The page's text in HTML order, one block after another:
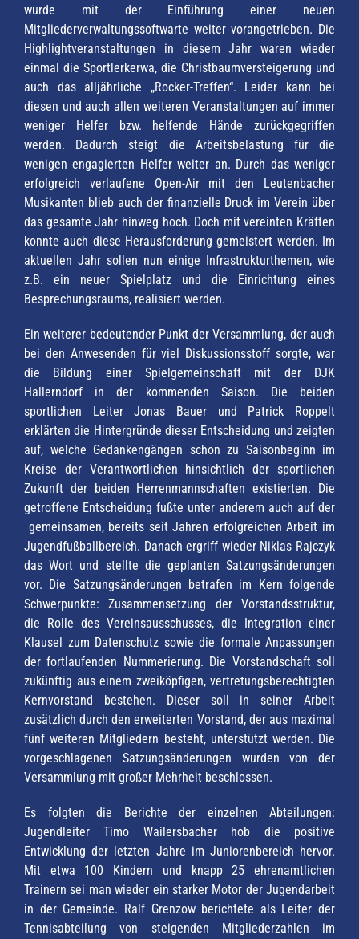
wurde mit der Einführung einer neuen
Mitgliederverwaltungssoftwarte weiter vorangetrieben. Die
Highlightveranstaltungen in diesem Jahr waren wieder
einmal die Sportlerkerwa, die Christbaumversteigerung und
auch das alljährliche „Rocker-Treffen“. Leider kann bei
diesen und auch allen weiteren Veranstaltungen auf immer
weniger Helfer bzw. helfende Hände zurückgegriffen
werden. Dadurch steigt die Arbeitsbelastung für die
wenigen engagierten Helfer weiter an. Durch das weniger
erfolgreich verlaufene Open-Air mit den Leutenbacher
Musikanten blieb auch der finanzielle Druck im Verein über
das gesamte Jahr hinweg hoch. Doch mit vereinten Kräften
konnte auch diese Herausforderung gemeistert werden. Im
aktuellen Jahr sollen nun einige Infrastrukturthemen, wie
z.B. ein neuer Spielplatz und die Einrichtung eines
Besprechungsraums, realisiert werden.
Ein weiterer bedeutender Punkt der Versammlung, der auch
bei den Anwesenden für viel Diskussionsstoff sorgte, war
die Bildung einer Spielgemeinschaft mit der DJK
Hallerndorf in der kommenden Saison. Die beiden
sportlichen Leiter Jonas Bauer und Patrick Roppelt
erklärten die Hintergründe dieser Entscheidung und zeigten
auf, welche Gedankengängen schon zu Saisonbeginn im
Kreise der Verantwortlichen hinsichtlich der sportlichen
Zukunft der beiden Herrenmannschaften existierten. Die
getroffene Entscheidung fußte unter anderem auch auf der
gemeinsamen, bereits seit Jahren erfolgreichen Arbeit im
Jugendfußballbereich. Danach ergriff wieder Niklas Rajczyk
das Wort und stellte die geplanten Satzungsänderungen
vor. Die Satzungsänderungen betrafen im Kern folgende
Schwerpunkte: Zusammensetzung der Vorstandsstruktur,
die Rolle des Vereinsausschusses, die Integration einer
Klausel zum Datenschutz sowie die formale Anpassungen
der fortlaufenden Nummerierung. Die Vorstandschaft soll
zukünftig aus einem zweiköpfigen, vertretungsberechtigten
Kernvorstand bestehen. Dieser soll in seiner Arbeit
zusätzlich durch den erweiterten Vorstand, der aus maximal
fünf weiteren Mitgliedern besteht, unterstützt werden. Die
vorgeschlagenen Satzungsänderungen wurden von der
Versammlung mit großer Mehrheit beschlossen.
Es folgten die Berichte der einzelnen Abteilungen:
Jugendleiter Timo Wailersbacher hob die positive
Entwicklung der letzten Jahre im Juniorenbereich hervor.
Mit etwa 100 Kindern und knapp 25 ehrenamtlichen
Trainern sei man wieder ein starker Motor der Jugendarbeit
in der Gemeinde. Ralf Grenzow berichtete als Leiter der
Tennisabteilung von steigenden Mitgliederzahlen im